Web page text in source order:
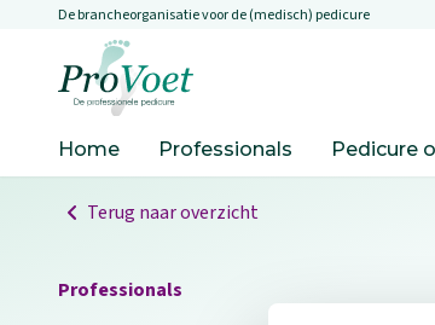
Overslaan en naar de inhoud gaan
De brancheorganisatie voor de (medisch) pedicure
Home Professionals Pedicure
Terug naar overzicht
Professionals